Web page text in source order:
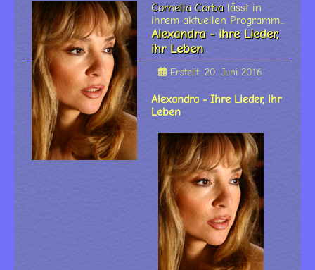
Cornelia Corba lässt in
ihrem aktuellen Programm...
Alexandra - ihre Lieder,
ihr Leben
Erstellt: 20. Juni 2016
Alexandra - Ihre Lieder, ihr
Leben